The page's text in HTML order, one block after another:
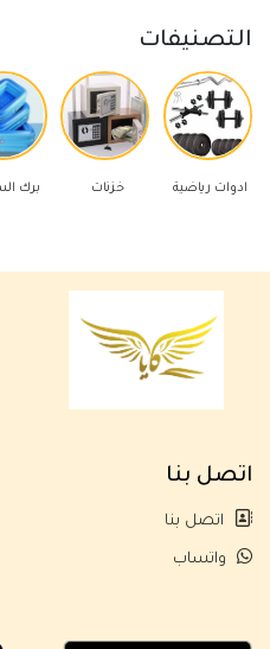
التصنيفات
رياضية خزنات برك السباحة
اتصل بنا
اتصل بنا
واتساب